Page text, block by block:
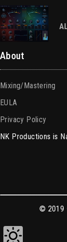
About
Mixing/Mastering
EULA
Privacy Policy
NK Productions is
© 2019